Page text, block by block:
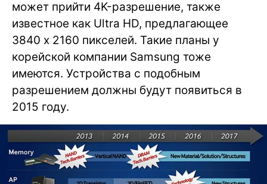
может прийти 4K-разрешение, также
известное как Ultra HD, предлагающее
3840 x 2160 пикселей. Такие планы у
корейской компании Samsung тоже
имеются. Устройства с подобным
разрешением должны будут появиться в
2015 году.